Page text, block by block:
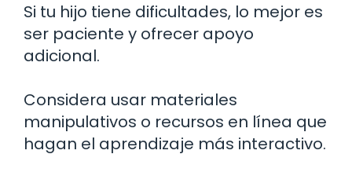
Si tu hijo tiene dificultades, lo mejor es
ser paciente y ofrecer apoyo
adicional.
Considera usar materiales
manipulativos o recursos en línea que
hagan el aprendizaje más interactivo.